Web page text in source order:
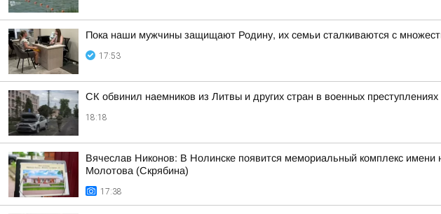
Пока наши мужчины защищают Родину, их семьи сталкиваются с
17:53
СК обвинил наемников из Литвы и других стран в военных преступлениях
18:18
Вячеслав Никонов: В Нолинске появится мемориальный комплекс
Молотова (Скрябина)
17:38